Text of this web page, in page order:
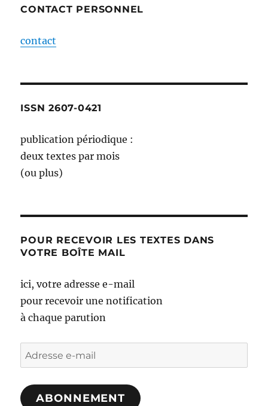
CONTACT PERSONNEL
contact
ISSN 2607-0421
publication périodique :
deux textes par mois
(ou plus)
POUR RECEVOIR LES TEXTES DANS
VOTRE BOÎTE MAIL
ici, votre adresse e-mail
pour recevoir une notification
à chaque parution
Adresse
e-
mail
ABONNEMENT